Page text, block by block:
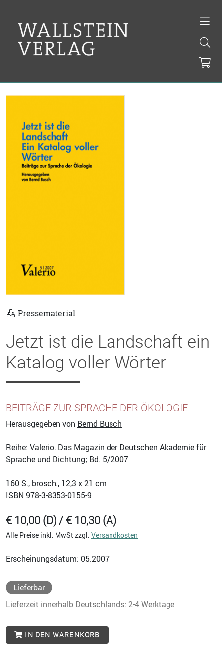
Pressematerial
Jetzt ist die Landschaft ein
Katalog voller Wörter
BEITRÄGE ZUR SPRACHE DER ÖKOLOGIE
Herausgegeben von Bernd Busch
Reihe: Valerio. Das Magazin der Deutschen Akademie für
Sprache und Dichtung; Bd. 5/2007
160 S., brosch., 12,3 x 21 cm
ISBN 978-3-8353-0155-9
€ 10,00 (D) / € 10,30 (A)
Alle Preise inkl. MwSt zzgl. Versandkosten
Erscheinungsdatum: 05.2007
Lieferbar
Lieferzeit innerhalb Deutschlands: 2-4 Werktage
IN DEN WARENKORB